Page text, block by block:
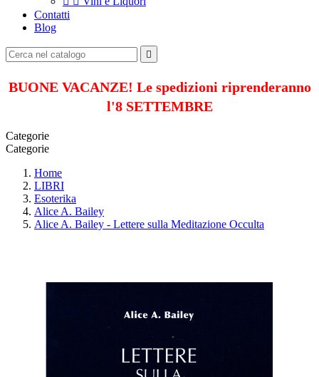
Contatti
Blog

BUONE VACANZE! Le spedizioni riprenderanno
l'8 SETTEMBRE
Categorie
Categorie
Home
LIBRI
Esoterika
Alice A. Bailey
Alice A. Bailey - Lettere sulla Meditazione Occulta